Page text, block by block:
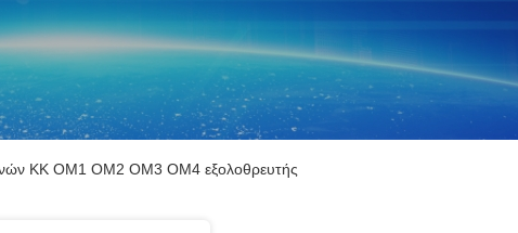
ΚΚ OM1 OM2 OM3 OM4 εξολοθρευτής